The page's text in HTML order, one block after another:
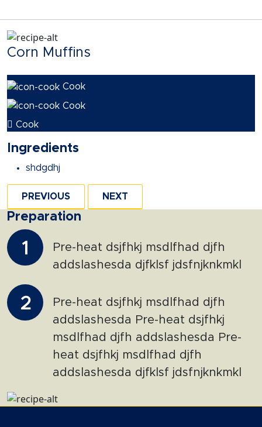
Corn Muffins
Cook
Cook
Cook
Ingredients
shdgdhj
PREVIOUS NEXT
Preparation
1
Pre-heat dsjfhkj msdlfhad djfh
addslashesda djfklsf jdsfnjknkmkl
2
Pre-heat dsjfhkj msdlfhad djfh
addslashesda Pre-heat dsjfhkj
msdlfhad djfh addslashesda Pre-
heat dsjfhkj msdlfhad djfh
addslashesda djfklsf jdsfnjknkmkl